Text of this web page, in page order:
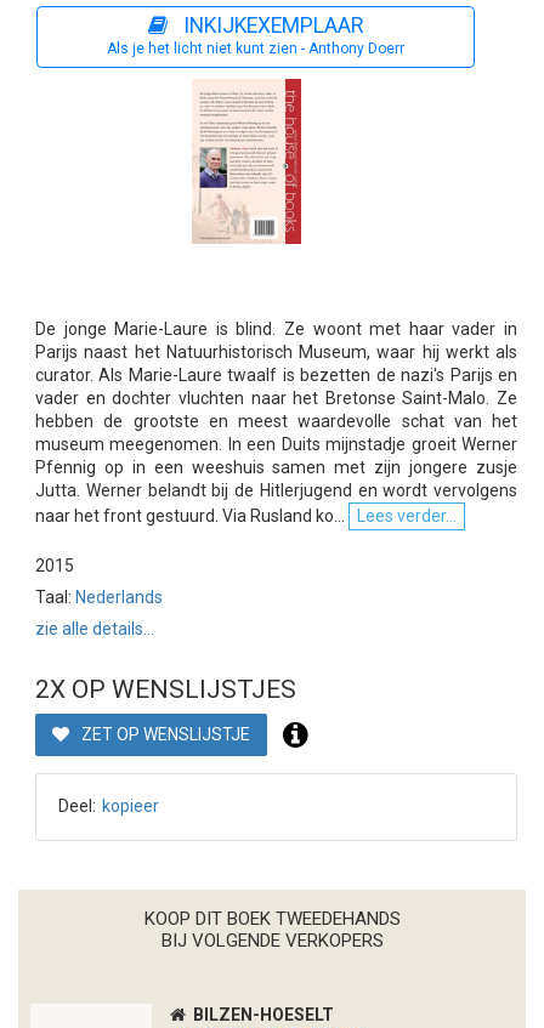
INKIJKEXEMPLAAR
Als je het licht niet kunt zien - Anthony Doerr
De jonge Marie-Laure is blind. Ze woont met haar vader in
Parijs naast het Natuurhistorisch Museum, waar hij werkt als
curator. Als Marie-Laure twaalf is bezetten de nazi's Parijs en
vader en dochter vluchten naar het Bretonse Saint-Malo. Ze
hebben de grootste en meest waardevolle schat van het
museum meegenomen. In een Duits mijnstadje groeit Werner
Pfennig op in een weeshuis samen met zijn jongere zusje
Jutta. Werner belandt bij de Hitlerjugend en wordt vervolgens
naar het front gestuurd. Via Rusland ko...
Lees verder...
2015
Taal: Nederlands
zie alle details...
2X OP WENSLIJSTJES
ZET OP WENSLIJSTJE
Deel: kopieer
KOOP DIT BOEK TWEEDEHANDS
BIJ VOLGENDE VERKOPERS
BILZEN-HOESELT